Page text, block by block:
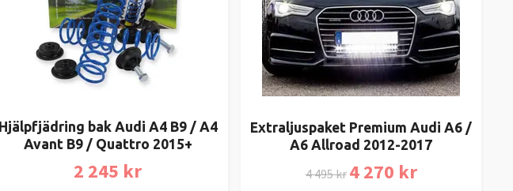
Hjälpfjädring bak Audi A4 B9 / A4
Avant B9 / Quattro 2015+
2 245 kr
Extraljuspaket Premium Audi A6 /
A6 Allroad 2012-2017
4 495 kr 4 270 kr